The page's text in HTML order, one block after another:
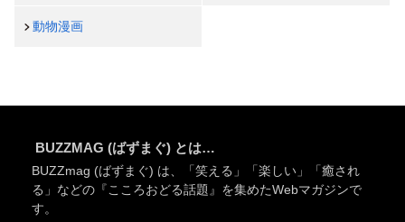
動物漫画
BUZZMAG (ばずまぐ) とは…
BUZZmag (ばずまぐ) は、「笑える」「楽しい」「癒され
る」などの『こころおどる話題』を集めたWebマガジンで
す。